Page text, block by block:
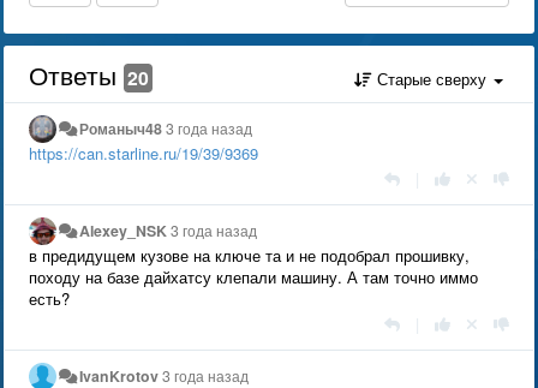
Ответы 20 Старые сверху
Романыч483 года назад
https://can.starline.ru/19/39/9369
Alexey_NSK3 года назад
в предидущем кузове на ключе та и не подобрал прошивку,
походу на базе дайхатсу клепали машину. А там точно иммо
есть?
IvanKrotov3 года назад